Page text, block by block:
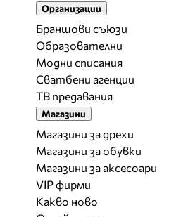
Организации
Браншови съюзи
Образователни
Модни списания
Сватбени агенции
ТВ предавания
Магазини
Магазини за дрехи
Магазини за обувки
Магазини за aксесоари
VIP фирми
Какво ново